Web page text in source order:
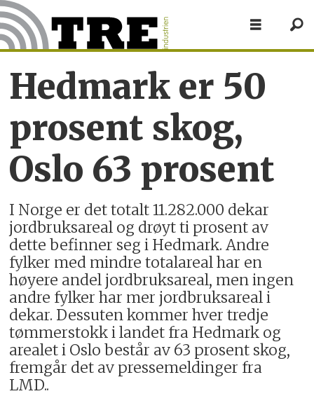
Hedmark er 50
prosent skog,
Oslo 63 prosent
I Norge er det totalt 11.282.000 dekar
jordbruksareal og drøyt ti prosent av
dette befinner seg i Hedmark. Andre
fylker med mindre totalareal har en
høyere andel jordbruksareal, men ingen
andre fylker har mer jordbruksareal i
dekar. Dessuten kommer hver tredje
tømmerstokk i landet fra Hedmark og
arealet i Oslo består av 63 prosent skog,
fremgår det av pressemeldinger fra
LMD..